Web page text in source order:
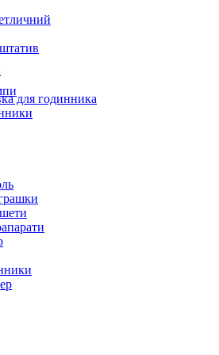
для годинника